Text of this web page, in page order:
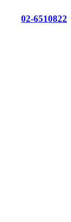
02-6510822